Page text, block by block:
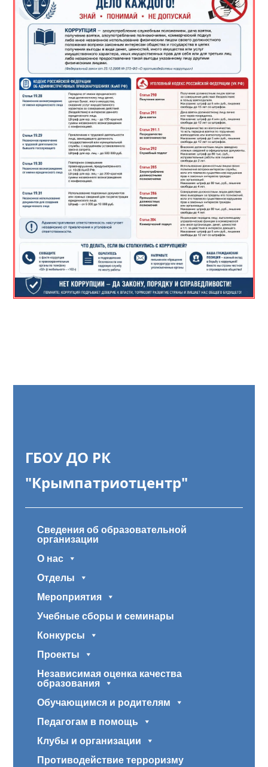
ГБОУ ДО РК
"Крымпатриотцентр"
Сведения об образовательной
организации
О нас
Отделы
Мероприятия
Учебные сборы и семинары
Конкурсы
Проекты
Независимая оценка качества
образования
Обучающимся и родителям
Педагогам в помощь
Клубы и организации
Противодействие терроризму